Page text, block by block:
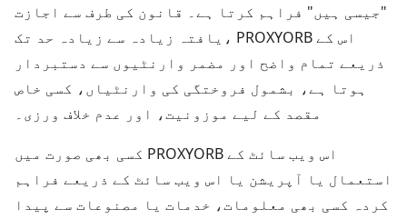
"جیسی ہیں" فراہم کرتا ہے۔ قانون کی طرف سے اجازت
یافتہ زیادہ سے زیادہ حد تک، PROXYORB اس کے
ذریعے تمام واضح اور مضمر وارنٹیوں سے دستبردار
ہوتا ہے، بشمول فروختگی کی وارنٹیاں، کسی خاص
مقصد کے لیے موزونیت، اور عدم خلاف ورزی۔
کسی بھی صورت میں PROXYORB اس ویب سائٹ کے
استعمال یا آپریشن یا اس ویب سائٹ کے ذریعے فراہم
کردہ کسی بھی معلومات، خدمات یا مصنوعات سے پیدا